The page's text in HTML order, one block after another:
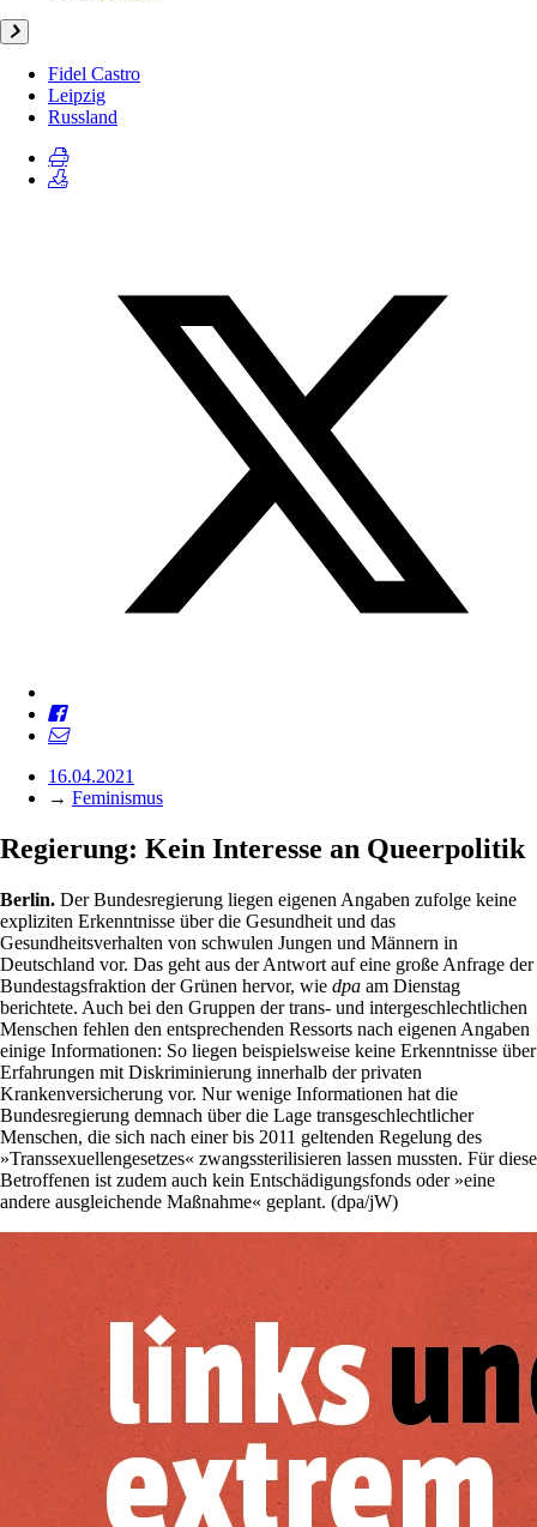
Fidel Castro
Leipzig
Russland
16.04.2021
→ Feminismus
Regierung: Kein Interesse an Queerpolitik
Berlin. Der Bundesregierung liegen eigenen Angaben zufolge keine
expliziten Erkenntnisse über die Gesundheit und das
Gesundheitsverhalten von schwulen Jungen und Männern in
Deutschland vor. Das geht aus der Antwort auf eine große Anfrage der
Bundestagsfraktion der Grünen hervor, wie dpa am Dienstag
berichtete. Auch bei den Gruppen der trans- und intergeschlechtlichen
Menschen fehlen den entsprechenden Ressorts nach eigenen Angaben
einige Informationen: So liegen beispielsweise keine Erkenntnisse über
Erfahrungen mit Diskriminierung innerhalb der privaten
Krankenversicherung vor. Nur wenige Informationen hat die
Bundesregierung demnach über die Lage transgeschlechtlicher
Menschen, die sich nach einer bis 2011 geltenden Regelung des
»Transsexuellengesetzes« zwangssterilisieren lassen mussten. Für diese
Betroffenen ist zudem auch kein Entschädigungsfonds oder »eine
andere ausgleichende Maßnahme« geplant. (dpa/jW)